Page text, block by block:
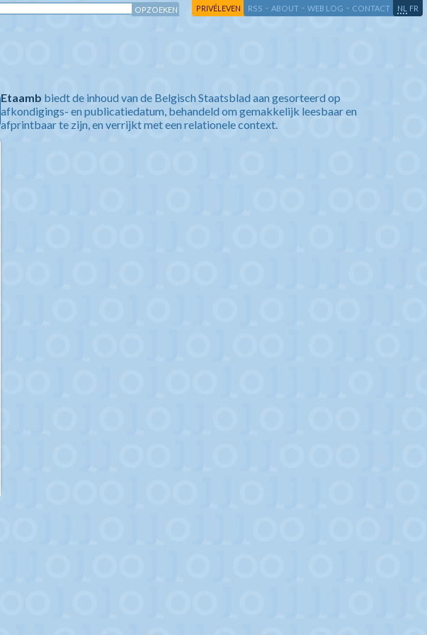
PRIVÉLEVEN RSS - ABOUT - WEB LOG - CONTACT NL FR
Etaamb biedt de inhoud van de Belgisch Staatsblad aan gesorteerd op
afkondigings- en publicatiedatum, behandeld om gemakkelijk leesbaar en
afprintbaar te zijn, en verrijkt met een relationele context.